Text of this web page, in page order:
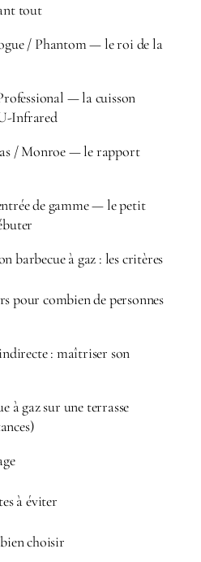
tout
/ Phantom — le roi de la
— la cuisson
Infrared
/ Monroe — le rapport
de gamme — le petit
barbecue à gaz : les critères
pour combien de personnes
: maîtriser son
à gaz sur une terrasse
à éviter
choisir